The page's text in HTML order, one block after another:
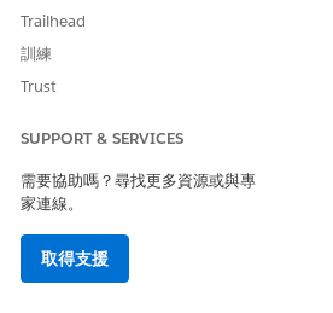
Trailhead
訓練
Trust
SUPPORT & SERVICES
需要協助嗎？尋找更多資源或與專
家連線。
取得支援